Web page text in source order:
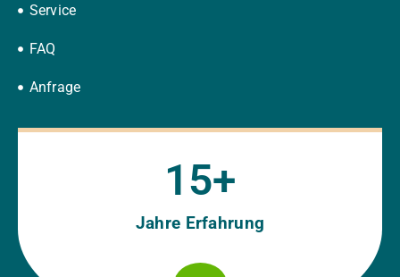
Service
FAQ
Anfrage
Jahre Erfahrung
15+